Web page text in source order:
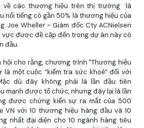
về các thương hiệu trên thị trường là
nổi tiếng có gần 50% là thương hiệu của
Joe Wheller - Giám đốc Cty ACNielsen
vực được đề cập đến trong dự án này có
đầu.
hội cho rằng, chương trình "Thương hiệu
một cuộc “kiểm tra sức khoẻ” đối với
dù đây không phải là lần đầu tiên
mạnh được tổ chức, nhưng đây lại là lần
được chứng kiến sự ra mắt của 500
VN với 10 thương hiệu hàng đầu và 10
nhất đại diện cho 10 ngành hàng tiêu